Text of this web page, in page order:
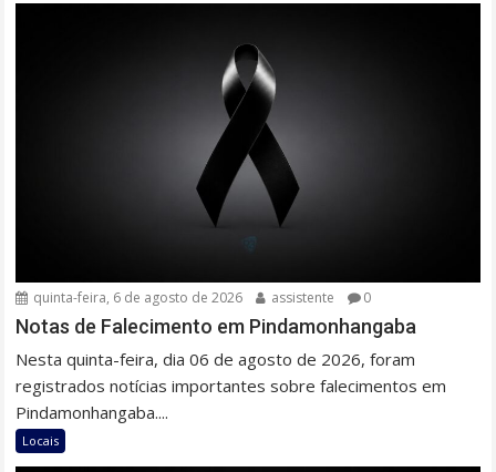
quinta-feira, 6 de agosto de 2026 assistente 0
Notas de Falecimento em Pindamonhangaba
Nesta quinta-feira, dia 06 de agosto de 2026, foram
registrados notícias importantes sobre falecimentos em
Pindamonhangaba....
Locais